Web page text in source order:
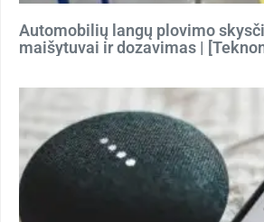
Automobilių langų plovimo
maišytuvai ir dozavimas |